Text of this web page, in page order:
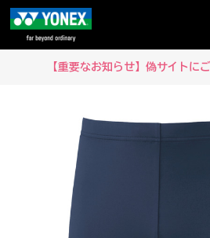
【重要なお知らせ】偽サイトに